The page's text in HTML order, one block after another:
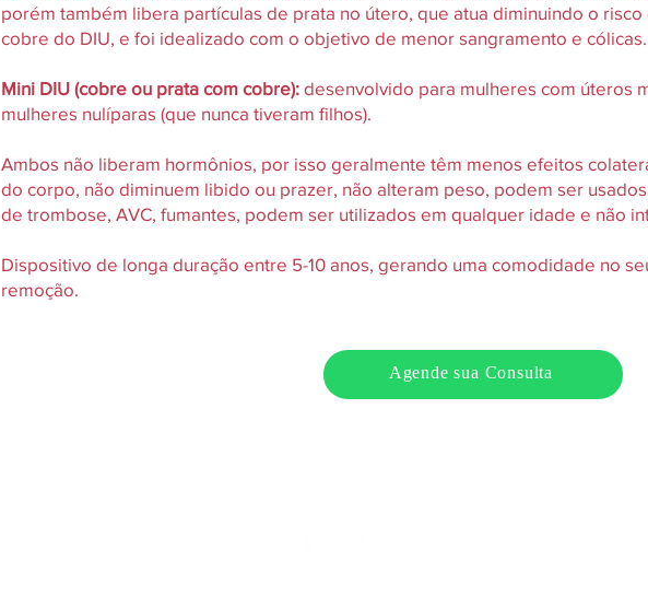
porém também libera partículas de prata no útero, que atua diminuindo o
cobre do DIU, e foi idealizado com o objetivo de menor sangramento e cólicas.
Mini DIU (cobre ou prata com cobre): desenvolvido para mulheres com úteros
mulheres nulíparas (que nunca tiveram filhos).
Ambos não liberam hormônios, por isso geralmente têm menos efeitos
do corpo, não diminuem libido ou prazer, não alteram peso, podem ser
de trombose, AVC, fumantes, podem ser utilizados em qualquer idade e não
Dispositivo de longa duração entre 5-10 anos, gerando uma comodidade no
remoção.
Add your own content here. Click to edit.
Agende sua Consulta